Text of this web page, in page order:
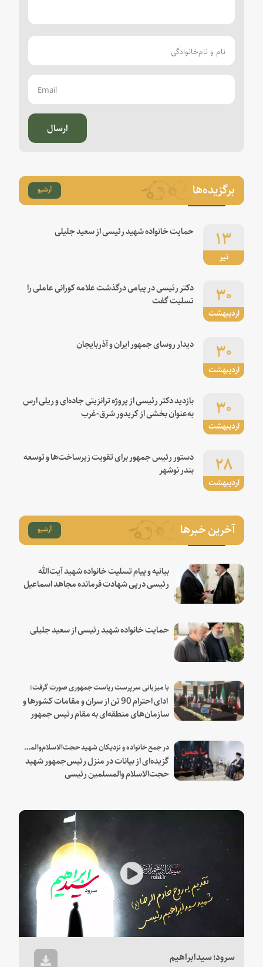
ارسال
برگزیده‌ها آرشیو
تیر
۱۳ حمایت خانواده شهید رئیسی از سعید جلیلی
اردیبهشت
۳۰
دکتر رئیسی در پیامی درگذشت علامه کورانی عاملی را
تسلیت گفت
اردیبهشت
۳۰ دیدار روسای جمهور ایران و آذربایجان
اردیبهشت
۳۰
بازدید دکتر رئیسی از پروژه ترانزیتی جاده‌ای و ریلی ارس
به‌عنوان بخشی از کریدور شرق-غرب
اردیبهشت
۲۸
دستور رئیس جمهور برای تقویت زیرساخت‌ها و توسعه
بندر نوشهر
آخرین خبرها آرشیو
بیانیه و پیام تسلیت خانواده شهید آیت‌الله
رئیسی درپی شهادت فرمانده مجاهد اسماعیل
حمایت خانواده شهید رئیسی از سعید جلیلی
با میزبانی سرپرست ریاست جمهوری صورت گرفت؛
ادای احترام 90 تن از سران و مقامات کشورها و
سازمان‌های منطقه‌ای به مقام رئیس جمهور
در جمع خانواده و نزدیکان شهید حجت‌الاسلام‌والمسلمین رئیسی:
گزیده‌ای از بیانات در منزل رئیس‌جمهور شهید
حجت‌الاسلام والمسلمین رئیسی
Play
Video
سرود؛ سیدابراهیم